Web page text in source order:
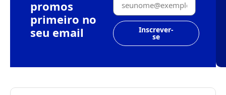
promos
primeiro no
seu email
Inscrever-
se